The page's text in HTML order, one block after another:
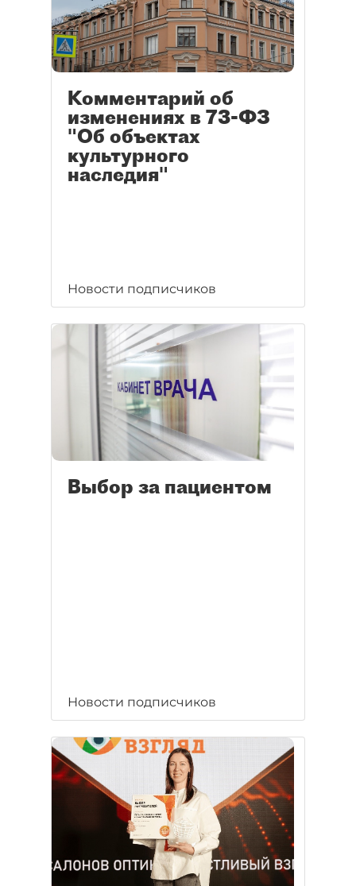
Комментарий об
изменениях в 73-ФЗ
"Об объектах
культурного
наследия"
Новости подписчиков
Выбор за пациентом
Новости подписчиков